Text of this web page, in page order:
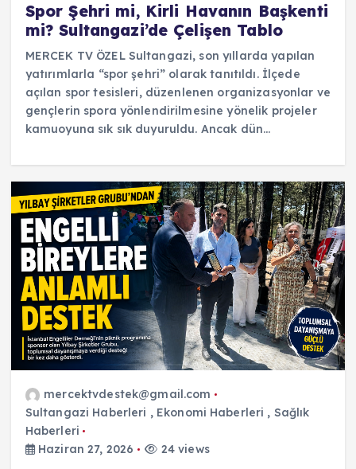
Spor Şehri mi, Kirli Havanın Başkenti
mi? Sultangazi’de Çelişen Tablo
MERCEK TV ÖZEL Sultangazi, son yıllarda yapılan
yatırımlarla “spor şehri” olarak tanıtıldı. İlçede
açılan spor tesisleri, düzenlenen organizasyonlar ve
gençlerin spora yönlendirilmesine yönelik projeler
kamuoyuna sık sık duyuruldu. Ancak dün…
mercektvdestek@gmail.com
Sultangazi Haberleri , Ekonomi Haberleri , Sağlık
Haberleri
Haziran 27, 2026
24 views